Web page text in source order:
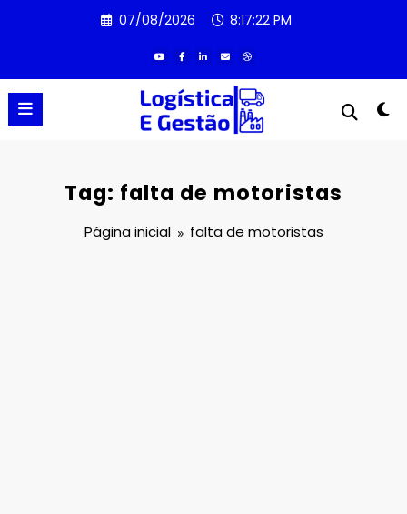
07/08/2026 8:17:22 PM
Tag: falta de motoristas
Página inicial falta de motoristas